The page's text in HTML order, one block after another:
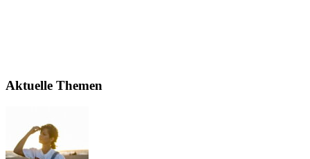
Aktuelle Themen